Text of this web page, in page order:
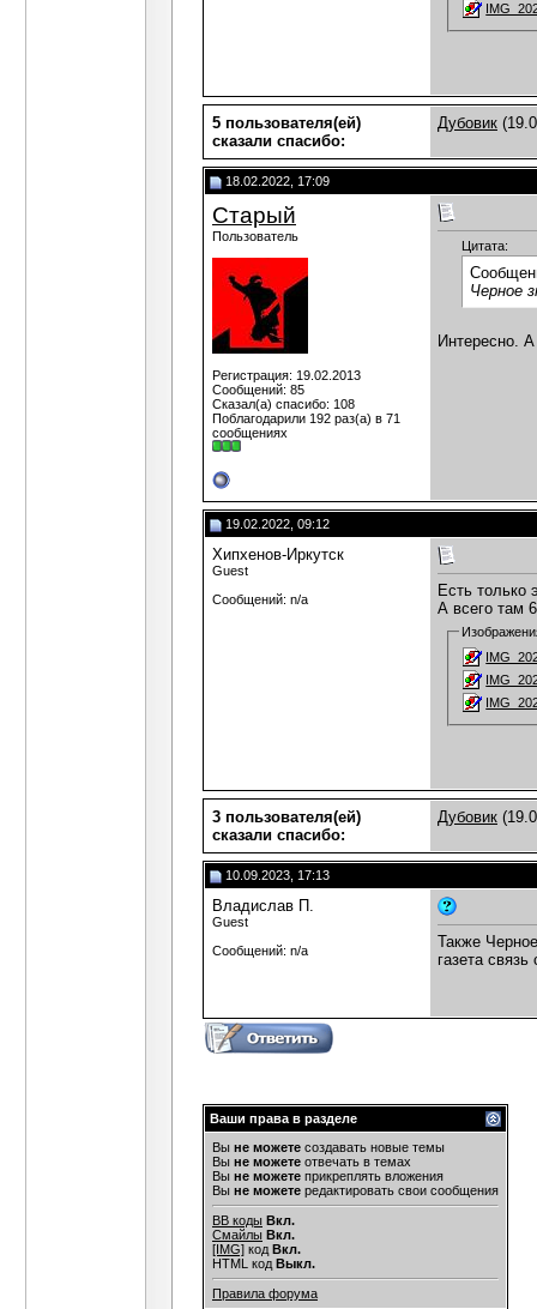
5 пользователя(ей)
сказали cпасибо:
Дубовик
18.02.2022, 17:09
Старый
Пользователь
Регистрация: 19.02.2013
Сообщений: 85
Сказал(а) спасибо: 108
Поблагодарили 192 раз(а) в 71
сообщениях
Цитата:
Черное
Интересно.
19.02.2022, 09:12
Хипхенов-Иркутск
Guest
Сообщений: n/a
Есть только
А всего там
3 пользователя(ей)
сказали cпасибо:
Дубовик
10.09.2023, 17:13
Владислав П.
Guest
Сообщений: n/a
Также
газета
Ваши права в разделе
Вы не можете создавать новые темы
Вы не можете отвечать в темах
Вы не можете прикреплять вложения
Вы не можете редактировать свои сообщения
BB коды Вкл.
Смайлы Вкл.
[IMG] код Вкл.
HTML код Выкл.
Правила форума